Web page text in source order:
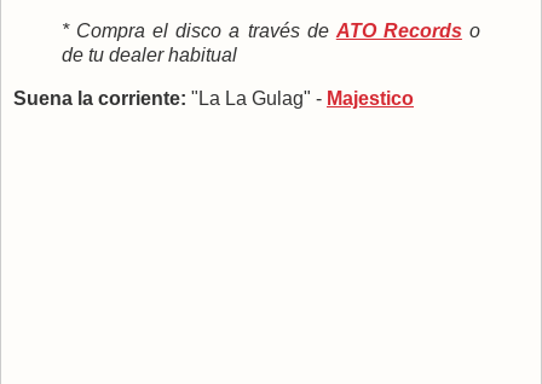
* Compra el disco a través de ATO Records o
de tu dealer habitual
Suena la corriente: "La La Gulag" - Majestico